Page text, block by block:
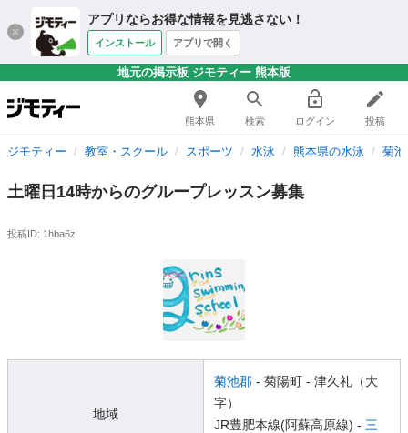
アプリならお得な情報を見逃さない！
インストール アプリで開く
地元の掲示板 ジモティー 熊本版
熊本県 検索 ログイン 投稿
ジモティー 教室・スクール スポーツ 水泳 熊本県の水泳 菊
土曜日14時からのグループレッスン募集
投稿ID: 1hba6z
地域
菊池郡 - 菊陽町 - 津久礼（大
字）
JR豊肥本線(阿蘇高原線) - 三